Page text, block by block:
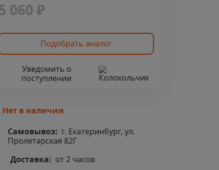
060 ₽
Подобрать аналог
Уведомить о
поступлении
Нет в наличии
Самовывоз: г. Екатеринбург, ул.
Пролетарская 82Г
Доставка: от 2 часов